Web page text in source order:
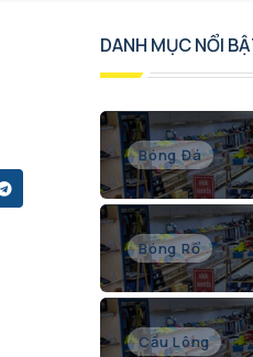
DANH MỤC NỔI
Bóng Đá
Bóng Rổ
Cầu Lông